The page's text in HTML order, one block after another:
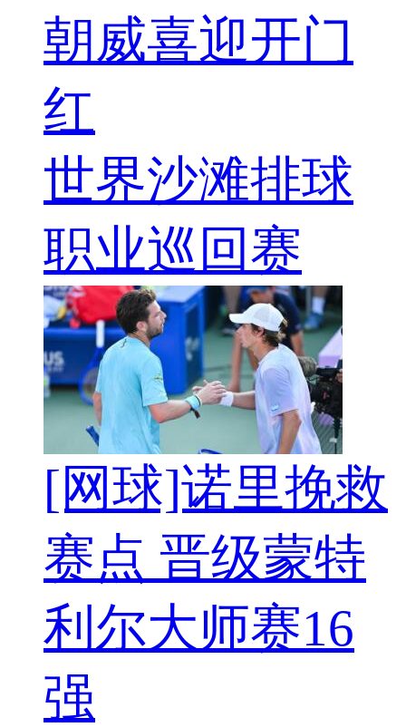
朝威喜迎开门
红
世界沙滩排球
职业巡回赛
[网球]诺里挽救
赛点 晋级蒙特
利尔大师赛16
强